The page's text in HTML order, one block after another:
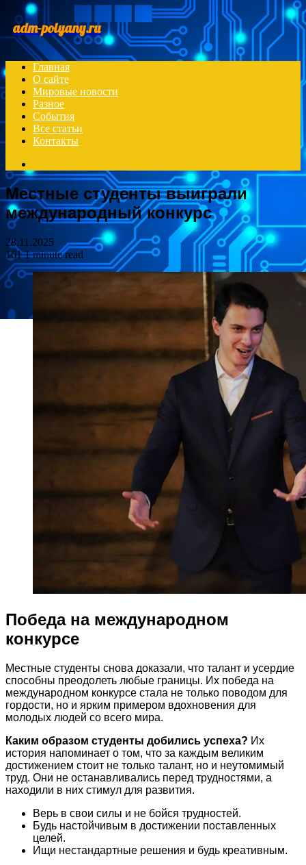
Menu
adm-polyany.ru
Главная
О сайте
Мировые новости
Разное
События
Все статьи
Контакты
for
Местные студенты выиграли
международный конкурс
28.11.2025
1611 minute read
Победа на международном
конкурсе
Местные студенты снова доказали, что талант и усердие
способны преодолеть любые границы. Их победа на
международном конкурсе стала не только поводом для
гордости, но и ярким примером вдохновения для
молодых людей со всего мира.
Каким образом студенты добились успеха? Их
история напоминает о том, что за каждым великим
достижением стоит не только талант, но и неутомимый
труд. Они не останавливались перед трудностями, а
находили в них стимул для развития.
Верь в свои силы и не бойся трудностей.
Будь настойчивым в достижении поставленных
целей.
Ищи нестандартные решения и будь креативным.